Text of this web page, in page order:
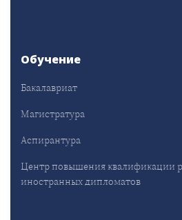
Обучение
Бакалавриат
Магистратура
Аспирантура
Центр повышения квалификации
иностранных дипломатов